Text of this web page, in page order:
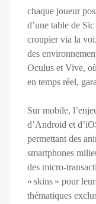
chaque joueur
d’une table de
croupier via la
des
Oculus et Vive,
en temps réel,
Sur mobile,
d’Android et
permettant des
smartphones
des
« skins » pour
thématiques